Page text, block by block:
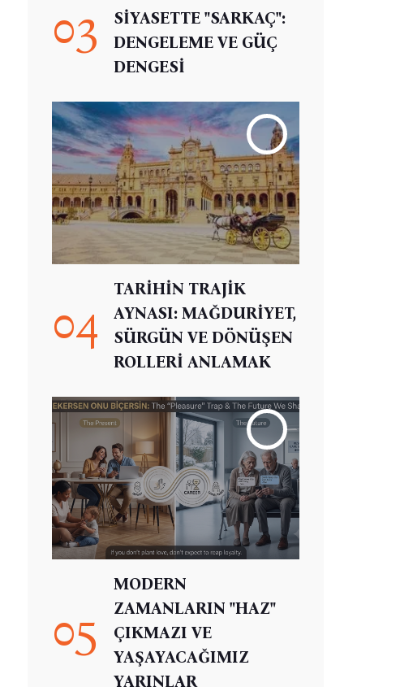
03
SİYASETTE "SARKAÇ":
DENGELEME VE GÜÇ
DENGESİ
04
TARİHİN TRAJİK
AYNASI: MAĞDURİYET,
SÜRGÜN VE DÖNÜŞEN
ROLLERİ ANLAMAK
05
MODERN
ZAMANLARIN "HAZ"
ÇIKMAZI VE
YAŞAYACAĞIMIZ
YARINLAR